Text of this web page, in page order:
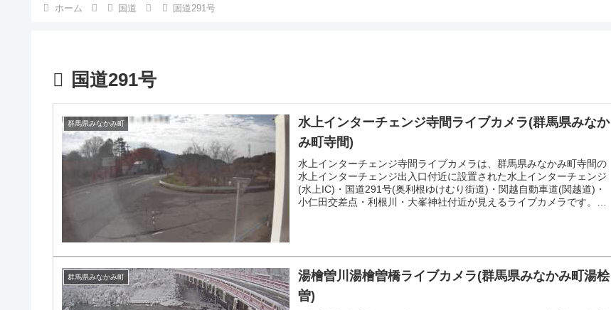
ホーム 国道 国道291号
国道291号
群馬県みなかみ町
水上インターチェンジ寺間ライブカメラ(群馬県みなか
み町寺間)
水上インターチェンジ寺間ライブカメラは、群馬県みなかみ町寺間の
水上インターチェンジ出入口付近に設置された水上インターチェンジ
(水上IC)・国道291号(奥利根ゆけむり街道)・関越自動車道(関越道)・
小仁田交差点・利根川・大峯神社付近が見えるライブカメラです。更
群馬県みなかみ町
湯檜曽川湯檜曽橋ライブカメラ(群馬県みなかみ町湯桧
曽)